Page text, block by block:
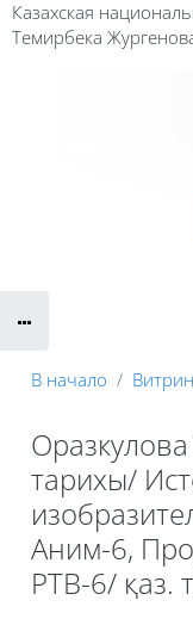
Перейти к основному
Казахская
Темирбека
В начало
тарихы/
Аним-6,
РТВ-6/ қаз.